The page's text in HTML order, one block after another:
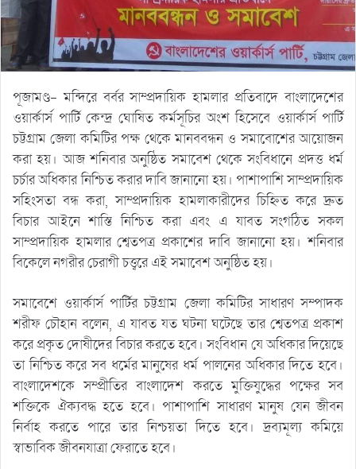
পূজামণ্ড- মন্দিরে বর্বর সাম্প্রদায়িক হামলার প্রতিবাদে বাংলাদেশের
ওয়ার্কার্স পার্টি কেন্দ্র ঘোষিত কর্মসূচির অংশ হিসেবে ওয়ার্কার্স পার্টি
চট্টগ্রাম জেলা কমিটির পক্ষ থেকে মানববন্ধন ও সমাবোশের আয়োজন
করা হয়। আজ শনিবার অনুষ্ঠিত সমাবেশ থেকে সংবিধানে প্রদত্ত ধর্ম
চর্চার অধিকার নিশ্চিত করার দাবি জানানো হয়। পাশাপাশি সাম্প্রদায়িক
সহিংসতা বন্ধ করা, সাম্প্রদায়িক হামলাকারীদের চিহ্নিত করে দ্রুত
বিচার আইনে শাস্তি নিশ্চিত করা এবং এ যাবত সংগঠিত সকল
সাম্প্রদায়িক হামলার শ্বেতপত্র প্রকাশের দাবি জানানো হয়। শনিবার
বিকেলে নগরীর চেরাগী চত্ত্বরে এই সমাবেশ অনুষ্ঠিত হয়।
সমাবেশে ওয়ার্কার্স পার্টির চট্টগ্রাম জেলা কমিটির সাধারণ সম্পাদক
শরীফ চৌহান বলেন, এ যাবত যত ঘটনা ঘটেছে তার শ্বেতপত্র প্রকাশ
করে প্রকৃত দোষীদের বিচার করতে হবে। সংবিধান যে অধিকার দিয়েছে
তা নিশ্চিত করে সব ধর্মের মানুষের ধর্ম পালনের অধিকার দিতে হবে।
বাংলাদেশকে সম্প্রীতির বাংলাদেশ করতে মুক্তিযুদ্ধের পক্ষের সব
শক্তিকে ঐক্যবদ্ধ হতে হবে। পাশাপাশি সাধারণ মানুষ যেন জীবন
নির্বাহ করতে পারে তার নিশ্চয়তা দিতে হবে। দ্রব্যমূল্য কমিয়ে
স্বাভাবিক জীবনযাত্রা ফেরাতে হবে।